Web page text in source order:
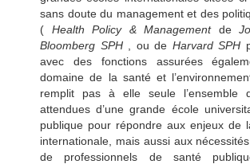
sans doute du management et des
( Health Policy & Management de
Bloomberg SPH, ou de Harvard SPH
avec des fonctions assurées
domaine de la santé et
remplit pas à elle seule l’ensemble
attendues d’une grande école
publique pour répondre aux enjeux de
internationale, mais aussi aux
de professionnels de santé